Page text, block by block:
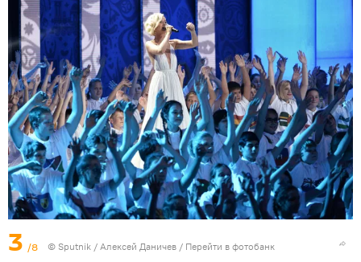
3 /8 © Sputnik / Алексей Даничев / Перейти в фотобанк